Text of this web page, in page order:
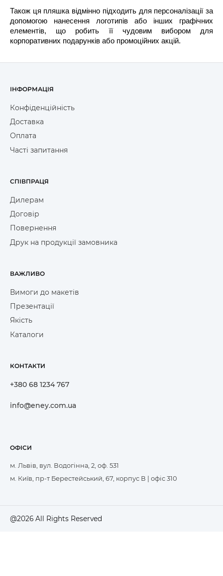
Також ця пляшка відмінно підходить для персоналізації за
допомогою нанесення логотипів або інших графічних
елементів, що робить її чудовим вибором для
корпоративних подарунків або промоційних акцій.
ІНФОРМАЦІЯ
Конфіденційність
Доставка
Оплата
Часті запитання
СПІВПРАЦЯ
Дилерам
Договір
Повернення
Друк на продукції замовника
ВАЖЛИВО
Вимоги до макетів
Презентації
Якість
Каталоги
КОНТАКТИ
+380 68 1234 767
info@eney.com.ua
ОФІСИ
м. Львів, вул. Водогінна, 2, оф. 531
м. Київ, пр-т Берестейський, 67, корпус В | офіс 310
@2026 All Rights Reserved